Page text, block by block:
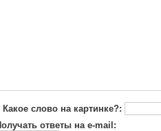
Какое слово на картинке?:
ответы на e-mail: